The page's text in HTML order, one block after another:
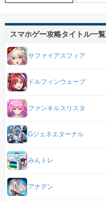
スマホゲー攻略タイトル一覧
サファイアスフィア
ドルフィンウェーブ
ファンキルスリスタ
Gジェネエターナル
みんトレ
アナデン